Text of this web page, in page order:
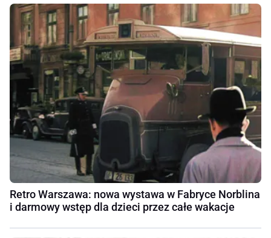
Retro Warszawa: nowa wystawa w Fabryce Norblina
i darmowy wstęp dla dzieci przez całe wakacje